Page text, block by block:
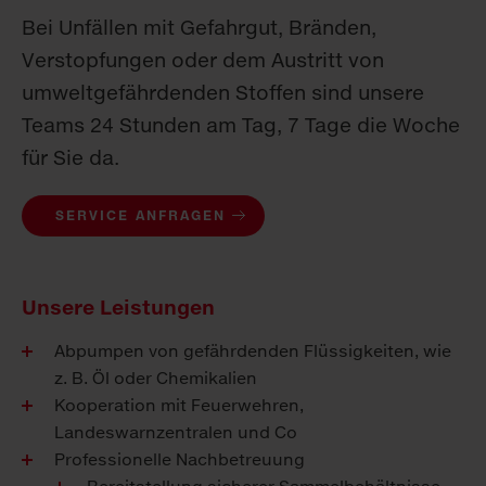
Bei Unfällen mit Gefahrgut, Bränden,
Verstopfungen oder dem Austritt von
umweltgefährdenden Stoffen sind unsere
Teams 24 Stunden am Tag, 7 Tage die Woche
für Sie da.
SERVICE ANFRAGEN
Unsere Leistungen
Abpumpen von gefährdenden Flüssigkeiten, wie
z. B. Öl oder Chemikalien
Kooperation mit Feuerwehren,
Landeswarnzentralen und Co
Professionelle Nachbetreuung